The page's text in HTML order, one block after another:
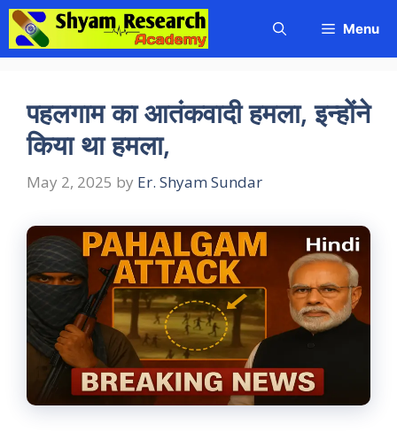
Skip
content
Menu
पहलगाम का आतंकवादी हमला, इन्होंने
किया था हमला,
May 2, 2025 by Er. Shyam Sundar